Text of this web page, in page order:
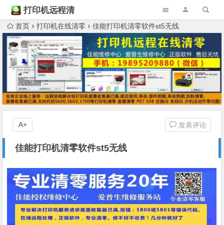
打印机远程清
零首页 打印机在线清零 佳能打印机清零软件st5无线
佳能打印机清零软件st5无线
发表评论
A+